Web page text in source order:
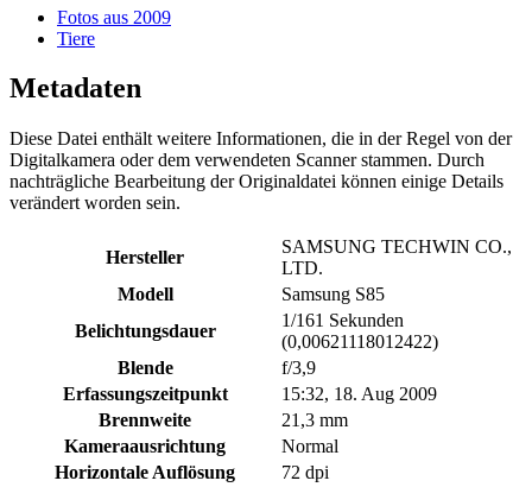
Fotos aus 2009
Tiere
Metadaten
Diese Datei enthält weitere Informationen, die in der Regel von der
Digitalkamera oder dem verwendeten Scanner stammen. Durch
nachträgliche Bearbeitung der Originaldatei können einige Details
verändert worden sein.
Hersteller
SAMSUNG TECHWIN CO.,
LTD.
Modell
Samsung S85
Belichtungsdauer
1/161 Sekunden
(0,00621118012422)
Blende
f/3,9
Erfassungszeitpunkt
15:32, 18. Aug 2009
Brennweite
21,3 mm
Kameraausrichtung
Normal
Horizontale Auflösung
72 dpi